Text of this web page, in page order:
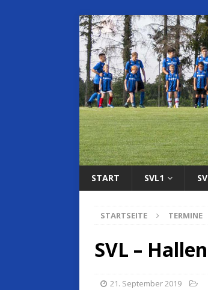
START SVL1
STARTSEITE TERMINE
SVL –
21. September 2019